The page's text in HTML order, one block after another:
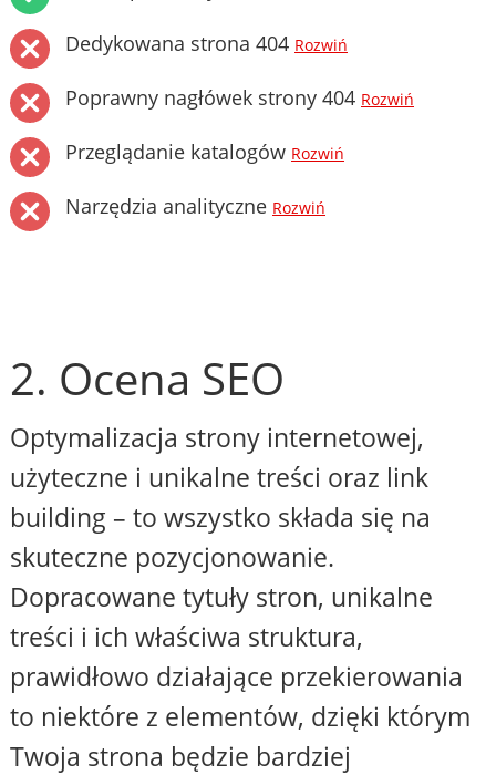
Dedykowana strona 404 Rozwiń
Poprawny nagłówek strony 404 Rozwiń
Przeglądanie katalogów Rozwiń
Narzędzia analityczne Rozwiń
2. Ocena SEO
Optymalizacja strony internetowej,
użyteczne i unikalne treści oraz link
building – to wszystko składa się na
skuteczne pozycjonowanie.
Dopracowane tytuły stron, unikalne
treści i ich właściwa struktura,
prawidłowo działające przekierowania
to niektóre z elementów, dzięki którym
Twoja strona będzie bardziej